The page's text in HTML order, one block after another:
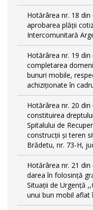
Hotărârea nr. 18
aprobarea plății
Intercomunitară
Hotărârea nr. 19
completarea
bunuri mobile,
achiziționate în
Hotărârea nr. 20
constituirea
Spitalului de
construcții și teren
Brădetu, nr. 73-H,
Hotărârea nr. 21
darea în folosință
Situații de Urgență
unui bun mobil aflat